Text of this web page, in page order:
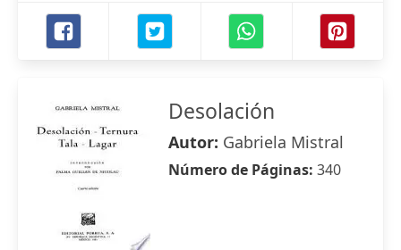
Desolación
Autor: Gabriela Mistral
Número de Páginas: 340